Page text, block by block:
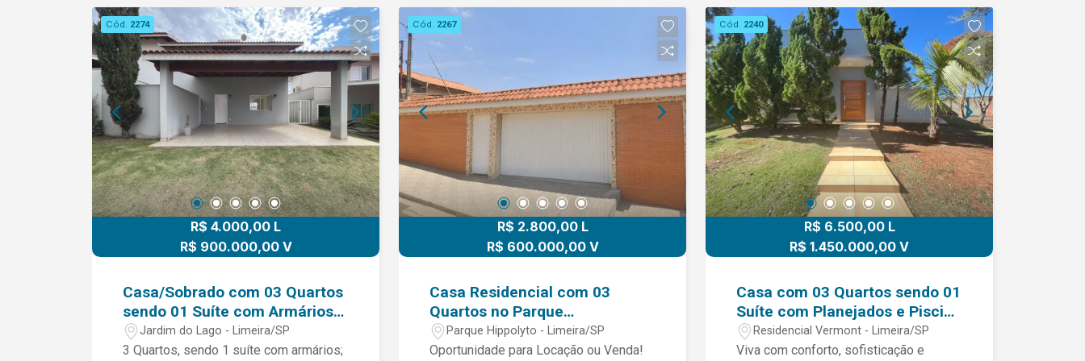
Cód. 2274
R$ 4.000,00 L
R$ 900.000,00 V
Casa/Sobrado com 03 Quartos
sendo 01 Suíte com Armários
no Condomínio Villa do Sol -
Limeira/SP
Jardim do Lago - Limeira/SP
3 Quartos, sendo 1 suíte com armários;
Cód. 2267
R$ 2.800,00 L
R$ 600.000,00 V
Casa Residencial com 03
Quartos no Parque
Expedicionario Hipolyto
Parque Hippolyto - Limeira/SP
Oportunidade para Locação ou Venda!
Cód. 2240
R$ 6.500,00 L
R$ 1.450.000,00 V
Casa com 03 Quartos sendo 01
Suíte com Planejados e Piscina
no Condomínio Residencial
Vermont - Limeira/SP
Residencial Vermont - Limeira/SP
Viva com conforto, sofisticação e